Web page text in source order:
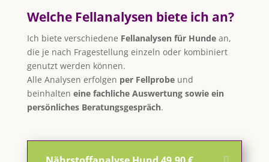
Welche Fellanalysen biete ich an?
Ich biete verschiedene Fellanalysen für Hunde an,
die je nach Fragestellung einzeln oder kombiniert
genutzt werden können.
Alle Analysen erfolgen per Fellprobe und
beinhalten eine fachliche Auswertung sowie ein
persönliches Beratungsgespräch.